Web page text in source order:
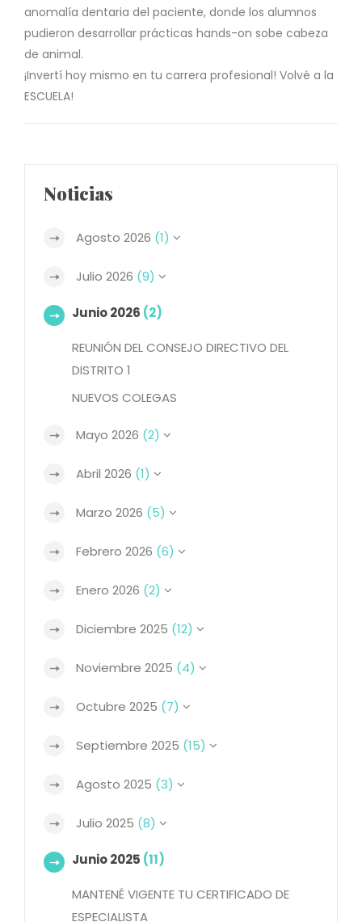
anomalía dentaria del paciente, donde los alumnos
pudieron desarrollar prácticas hands-on sobe cabeza
de animal.
¡Invertí hoy mismo en tu carrera profesional! Volvé a la
ESCUELA!
Noticias
Agosto 2026 (1)
Julio 2026 (9)
Junio 2026 (2)
REUNIÓN DEL CONSEJO DIRECTIVO DEL
DISTRITO 1
NUEVOS COLEGAS
Mayo 2026 (2)
Abril 2026 (1)
Marzo 2026 (5)
Febrero 2026 (6)
Enero 2026 (2)
Diciembre 2025 (12)
Noviembre 2025 (4)
Octubre 2025 (7)
Septiembre 2025 (15)
Agosto 2025 (3)
Julio 2025 (8)
Junio 2025 (11)
MANTENÉ VIGENTE TU CERTIFICADO DE
ESPECIALISTA